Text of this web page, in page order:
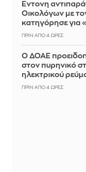
Έντονη
Οικολόγων με
κατηγόρησε για
ΠΡΙΝ ΑΠΌ 4 ΏΡΕΣ
Ο ΔΟΑΕ
στον πυρηνικό
ηλεκτρικού
ΠΡΙΝ ΑΠΌ 4 ΏΡΕΣ